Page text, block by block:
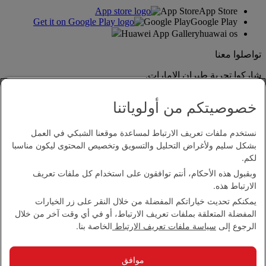
App StoreApp Store
Google PlayGoogle Play
Huawei App Galleryhuawai os
تواصلوا معنا
شاركوا تجربة طيران الإمارات.
بيان إمكانية الدخول
اتصل بنا
سياسة الخصوصية
الشروط والأحكام
سياسة ملفات تعريف الارتباط
بيان الشفافية بموجب قانون مكافحة العبودية الحديثة
خصوصيتكم من أولوياتنا
نستخدم ملفات تعريف الارتباط لمساعدة موقعنا الشبكي في العمل
بشكل سليم ولأغراض التحليل والتسويق وتخصيص المحتوى ليكون مناسبا
لكم.
وبقبول هذه الأحكام، أنتم توافقون على استخدام كل ملفات تعريف
الارتباط هذه.
يمكنكم تحديث خياراتكم المفضلة من خلال النقر على زر الخيارات
المفضلة المتعلقة بملفات تعريف الارتباط، أو في أي وقت آخر من خلال
الرجوع إلى سياسة ملفات تعريف الارتباط الخاصة بنا.
موافق